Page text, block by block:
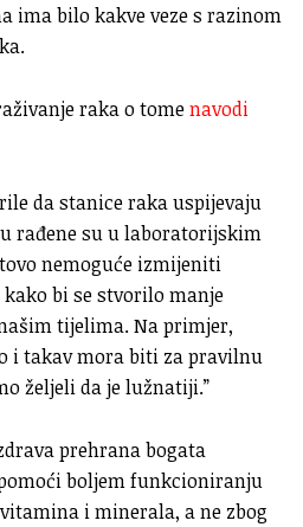
ima bilo kakve veze s razinom
raka o tomenavodi
da stanice raka uspijevaju
rađene su u laboratorijskim
nemoguće izmijeniti
bi se stvorilo manje
tijelima. Na primjer,
i takav mora biti za pravilnu
željeli da je lužnatiji.”
prehrana bogata
boljem funkcioniranju
i minerala, a ne zbog